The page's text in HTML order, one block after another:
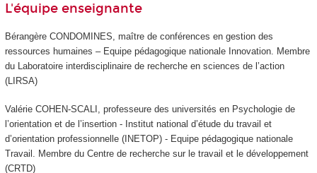
L'équipe enseignante
Bérangère CONDOMINES, maître de conférences en gestion des
ressources humaines – Equipe pédagogique nationale Innovation. Membre
du Laboratoire interdisciplinaire de recherche en sciences de l’action
(LIRSA)
Valérie COHEN-SCALI, professeure des universités en Psychologie de
l’orientation et de l’insertion - Institut national d’étude du travail et
d’orientation professionnelle (INETOP) - Equipe pédagogique nationale
Travail. Membre du Centre de recherche sur le travail et le développement
(CRTD)